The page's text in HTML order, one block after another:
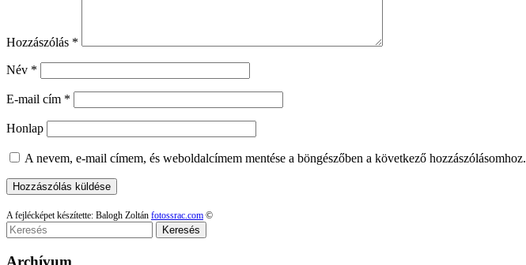
Hozzászólás *
Név *
E-mail cím *
Honlap
A nevem, e-mail címem, és weboldalcímem mentése a böngészőben a következő hozzászólásomhoz.
A fejlécképet készítette: Balogh Zoltán fotossrac.com ©
Keresés
Archívum